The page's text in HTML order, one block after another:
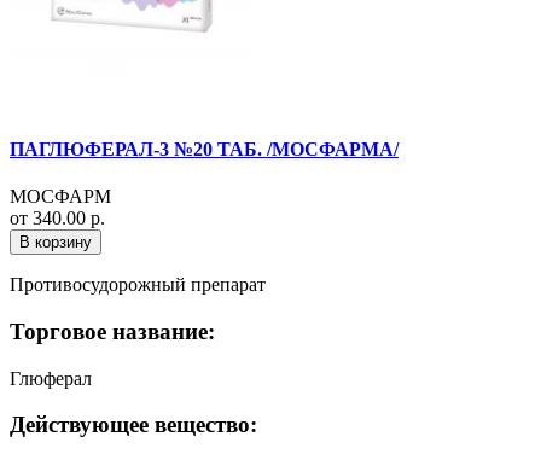
ПАГЛЮФЕРАЛ-3 №20 ТАБ. /МОСФАРМА/
МОСФАРМ
от 340.00 р.
В корзину
Противосудорожный препарат
Торговое название:
Глюферал
Действующее вещество: